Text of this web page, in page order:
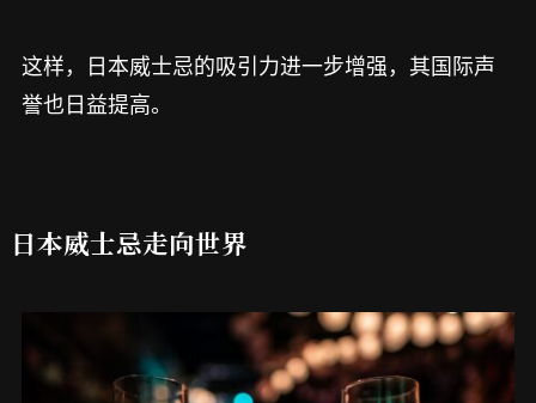
这样，日本威士忌的吸引力进一步增强，其国际声
誉也日益提高。
日本威士忌走向世界